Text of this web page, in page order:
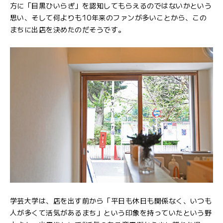
方に「目黒ひいらぎ」を認知してもらえるのではないかという
思い、そして何よりも10年来のファンが多いことから、この
まちに出店を決めたのだそうです。
学芸大学は、店を出す前から「平日も休日も関係なく、いつも
人が多くて活気があるまち」という印象を持っていたという野